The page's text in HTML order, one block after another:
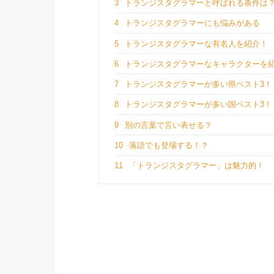
3 トランジスタグラマーと呼ばれる条件は？
4 トランジスタグラマーにも悩みがある
5 トランジスタグラマーな有名人を紹介！
6 トランジスタグラマーなキャラクターを
7 トランジスタグラマーが多い県ベスト3！
8 トランジスタグラマーが多い国ベスト3！
9 別の言葉で言い表せる？
10 落語でも登場する！？
11 「トランジスタグラマー」は魅力的！